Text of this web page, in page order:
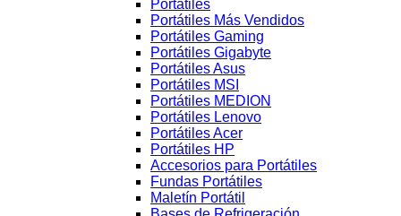
Portátiles
Portátiles Más Vendidos
Portátiles Gaming
Portátiles Gigabyte
Portátiles Asus
Portátiles MSI
Portátiles MEDION
Portátiles Lenovo
Portátiles Acer
Portátiles HP
Accesorios para Portátiles
Fundas Portátiles
Maletín Portátil